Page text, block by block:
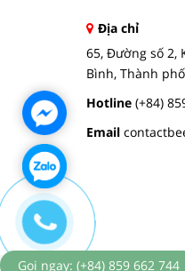
Địa chỉ
65, Đường số 2,
Bình, Thành
Hotline (+84)
Email
Gọi ngay: (+84) 859 662 744